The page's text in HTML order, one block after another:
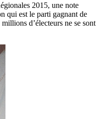
2015, une note
qui est le parti gagnant de
d’électeurs ne se sont